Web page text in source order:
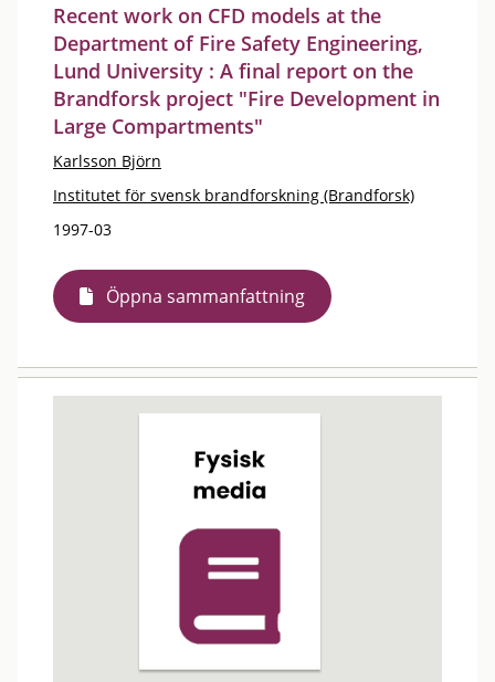
Recent work on CFD models at the
Department of Fire Safety Engineering,
Lund University : A final report on the
Brandforsk project "Fire Development in
Large Compartments"
Karlsson Björn
Institutet för svensk brandforskning (Brandforsk)
1997-03
Öppna sammanfattning